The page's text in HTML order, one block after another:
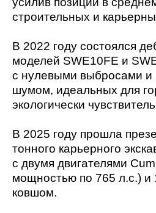
строительных и
В 2022 году состоялся
моделей SWE10FE и
с нулевыми выбросами
шумом, идеальных для
экологически
В 2025 году прошла
тонного карьерного
с двумя двигателями
мощностью по 765 л.с.) и
ковшом.